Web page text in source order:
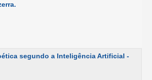
segundo a Inteligência Artificial -